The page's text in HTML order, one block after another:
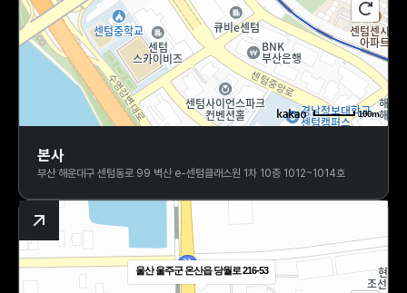
100m
주소
부산 해운대구 센텀동로 99
전화
-
본사
부산 해운대구 센텀동로 99 벽산 e-센텀클래스원 1차 10층 1012~1014호
울산 울주군 온산읍 당월로 216-53